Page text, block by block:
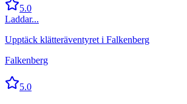
5.0
Laddar...
Upptäck klätteräventyret i Falkenberg
Falkenberg
5.0